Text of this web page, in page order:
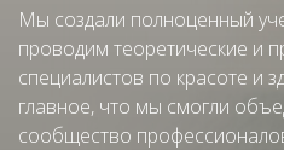
Мы создали полноценный
проводим теоретические и
специалистов по красоте и
главное, что мы смогли
сообщество